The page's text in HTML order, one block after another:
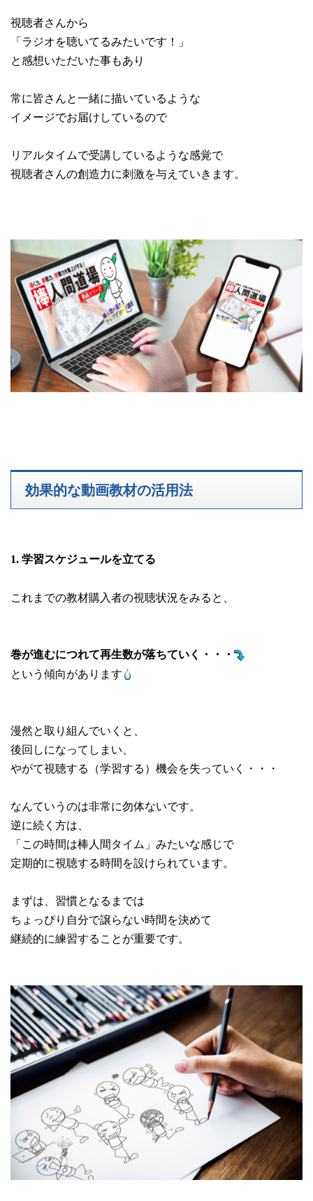
視聴者さんから
「ラジオを聴いてるみたいです！」
と感想いただいた事もあり
常に皆さんと一緒に描いているような
イメージでお届けしているので
リアルタイムで受講しているような感覚で
視聴者さんの創造力に刺激を与えていきます。
効果的な動画教材の活用法
1. 学習スケジュールを立てる
これまでの教材購入者の視聴状況をみると、
巻が進むにつれて再生数が落ちていく・・・
という傾向があります
漫然と取り組んでいくと、
後回しになってしまい、
やがて視聴する（学習する）機会を失っていく・・・
なんていうのは非常に勿体ないです。
逆に続く方は、
「この時間は棒人間タイム」みたいな感じで
定期的に視聴する時間を設けられています。
まずは、習慣となるまでは
ちょっぴり自分で譲らない時間を決めて
継続的に練習することが重要です。